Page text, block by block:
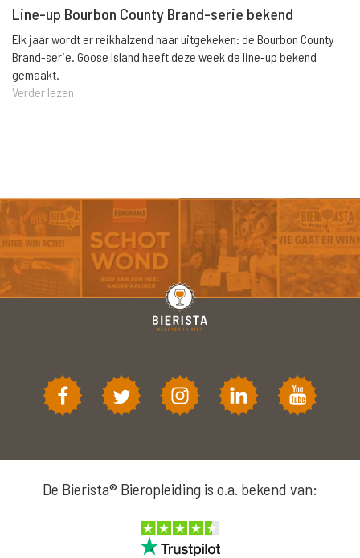
Line-up Bourbon County Brand-serie bekend
Elk jaar wordt er reikhalzend naar uitgekeken: de Bourbon County
Brand-serie. Goose Island heeft deze week de line-up bekend
gemaakt.
Verder lezen
De Bierista® Bieropleiding is o.a. bekend van: